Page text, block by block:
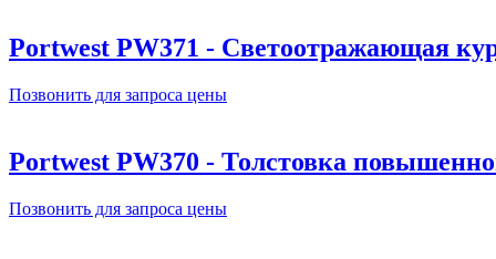
Portwest PW371 - Светоотражающая
Позвонить для запроса цены
Portwest PW370 - Толстовка
Позвонить для запроса цены